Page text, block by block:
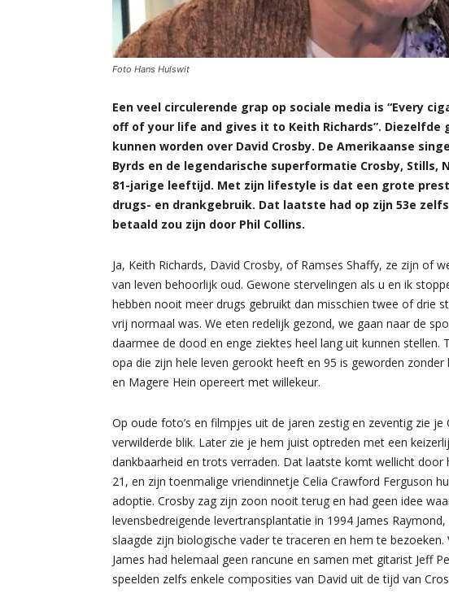
Foto Hans Hulswit
Een veel circulerende grap op sociale media is “Every
off of your life and gives it to Keith Richards”.
kunnen worden over David Crosby. De Amerikaanse
Byrds en de legendarische superformatie Crosby, Stills,
81-jarige leeftijd. Met zijn lifestyle is dat een grote
drugs- en drankgebruik. Dat laatste had op zijn 53e
betaald zou zijn door Phil Collins.
Ja, Keith Richards, David Crosby, of Ramses Shaffy, ze zijn of
van leven behoorlijk oud. Gewone stervelingen als u en ik
hebben nooit meer drugs gebruikt dan misschien twee of drie
vrij normaal was. We eten redelijk gezond, we gaan naar de
daarmee de dood en enge ziektes heel lang uit kunnen
opa die zijn hele leven gerookt heeft en 95 is geworden
en Magere Hein opereert met willekeur.
Op oude foto’s en filmpjes uit de jaren zestig en zeventig zie
verwilderde blik. Later zie je hem juist optreden met een
dankbaarheid en trots verraden. Dat laatste komt wellicht door
21, en zijn toenmalige vriendinnetje Celia Crawford Ferguson
adoptie. Crosby zag zijn zoon nooit terug en had geen idee
levensbedreigende levertransplantatie in 1994 James
slaagde zijn biologische vader te traceren en hem te
James had helemaal geen rancune en samen met gitarist Jeff
speelden zelfs enkele composities van David uit de tijd van